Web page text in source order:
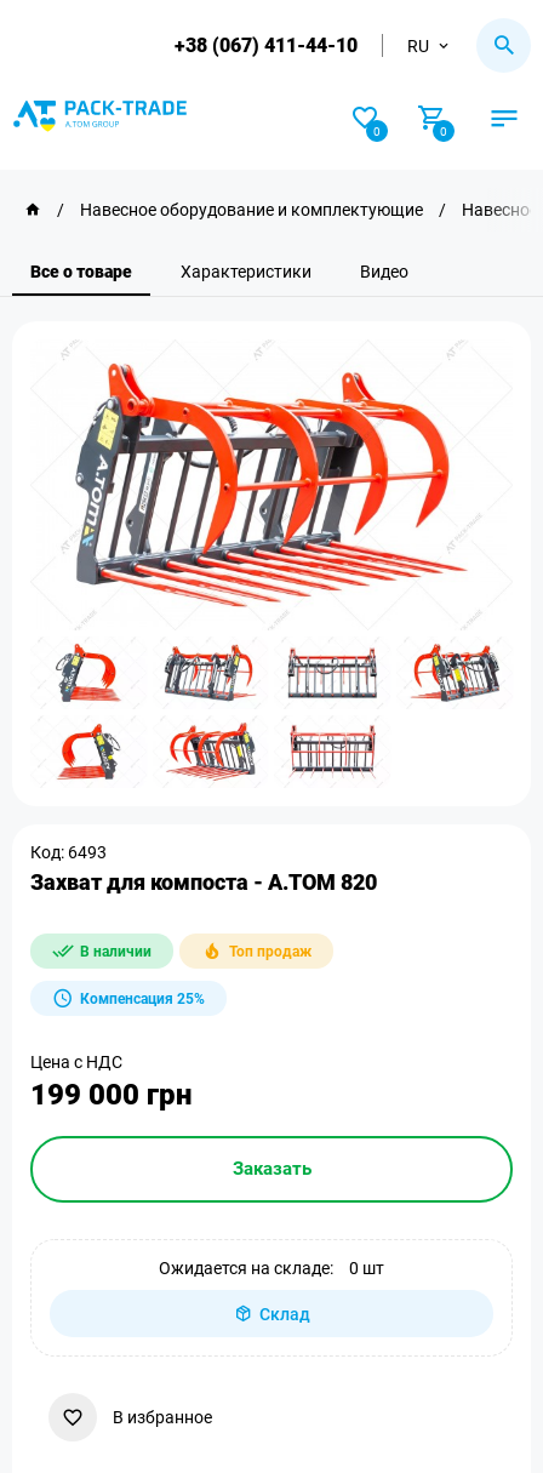
+38 (067) 411-44-10 RU
0 0
/ Навесное оборудование и комплектующие / Навесное
Все о товаре Характеристики Видео
Код: 6493
Захват для компоста - A.TOM 820
В наличии Топ продаж
Компенсация 25%
Цена с НДС
199 000 грн
Заказать
Ожидается на складе: 0 шт
Склад
В избранное